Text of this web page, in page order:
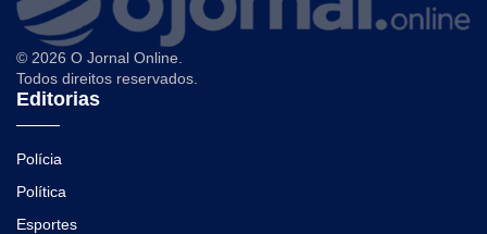
© 2026 O Jornal Online.
Todos direitos reservados.
Editorias
Polícia
Política
Esportes